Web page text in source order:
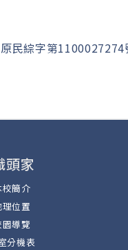
民綜字第
頭家
校簡介
理位置
園導覽
分機表